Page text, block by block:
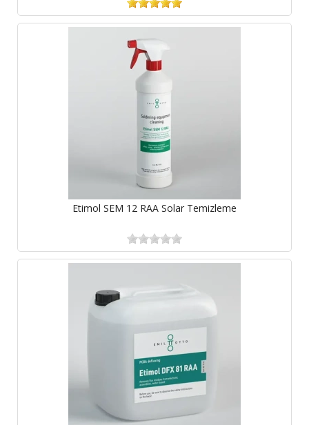
Etimol SEM 12 RAA Solar Temizleme